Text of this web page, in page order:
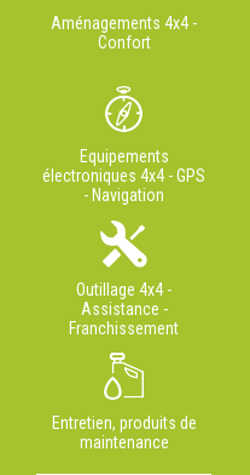
Aménagements 4x4 -
Confort
Equipements
électroniques 4x4 - GPS
- Navigation
Outillage 4x4 -
Assistance -
Franchissement
Entretien, produits de
maintenance